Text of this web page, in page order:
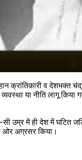
क्रांतिकारी व देशभक्त
या नीति लागू किया
उम्र में ही देश में घटित
अग्रसर किया।